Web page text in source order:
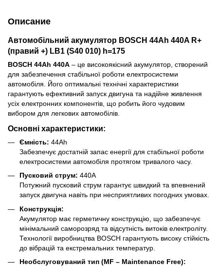
Описание
Автомобільний акумулятор BOSCH 44Ah 440A R+
(правий +) LB1 (S40 010) h=175
BOSCH 44Ah 440A – це високоякісний акумулятор, створений
для забезпечення стабільної роботи електросистеми
автомобіля. Його оптимальні технічні характеристики
гарантують ефективний запуск двигуна та надійне живлення
усіх електронних компонентів, що робить його чудовим
вибором для легкових автомобілів.
Основні характеристики:
Ємність: 44Ah
Забезпечує достатній запас енергії для стабільної роботи
електросистеми автомобіля протягом тривалого часу.
Пусковий струм: 440A
Потужний пусковий струм гарантує швидкий та впевнений
запуск двигуна навіть при несприятливих погодних умовах.
Конструкція:
Акумулятор має герметичну конструкцію, що забезпечує
мінімальний саморозряд та відсутність витоків електроліту.
Технології виробництва BOSCH гарантують високу стійкість
до вібрацій та екстремальних температур.
Необслуговуваний тип (MF – Maintenance Free):